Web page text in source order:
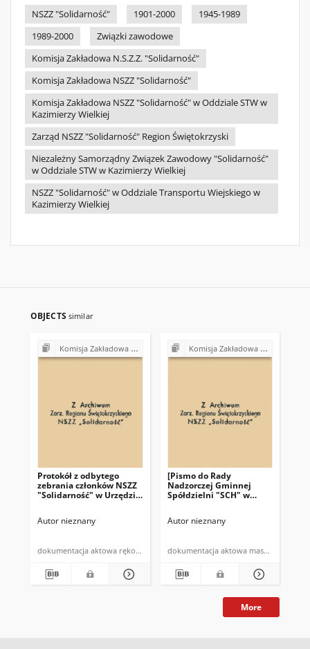
NSZZ "Solidarność"
1901-2000
1945-1989
1989-2000
Związki zawodowe
Komisja Zakładowa N.S.Z.Z. "Solidarność"
Komisja Zakładowa NSZZ "Solidarność"
Komisja Zakładowa NSZZ "Solidarność" w Oddziale STW w
Kazimierzy Wielkiej
Zarząd NSZZ "Solidarność" Region Świętokrzyski
Niezależny Samorządny Związek Zawodowy "Solidarność"
w Oddziale STW w Kazimierzy Wielkiej
NSZZ "Solidarność" w Oddziale Transportu Wiejskiego w
Kazimierzy Wielkiej
OBJECTS similar
Komisja Zakładowa NSZZ "Solidarność" przy Urzędzie Gminy w Bodzentynie
Protokół z odbytego
zebrania członków NSZZ
"Solidarność" w Urzędzie
Autor nieznany
dokumentacja aktowa rękopis
Komisja Zakładowa NSZZ "Solidarność" przy Urzędzie Gminy w Bodzentynie
[Pismo do Rady
Nadzorczej Gminnej
Spółdzielni "SCH" w
"Solidarność" w
Autor nieznany
dokumentacja aktowa maszynopis
More